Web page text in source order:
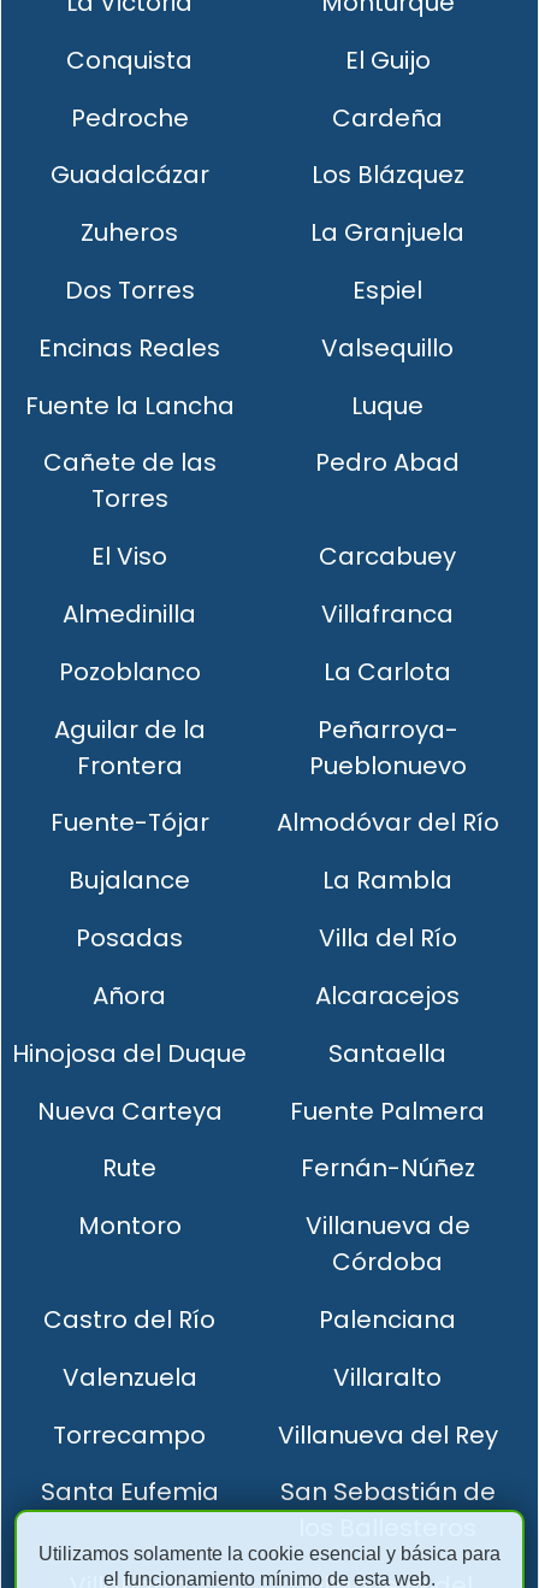
Conquista
El Guijo
Pedroche
Cardeña
Guadalcázar
Los Blázquez
Zuheros
La Granjuela
Dos Torres
Espiel
Encinas Reales
Valsequillo
Fuente la Lancha
Luque
Cañete de las
Torres
Pedro Abad
El Viso
Carcabuey
Almedinilla
Villafranca
Pozoblanco
La Carlota
Aguilar de la
Frontera
Peñarroya-
Pueblonuevo
Fuente-Tójar
Almodóvar del Río
Bujalance
La Rambla
Posadas
Villa del Río
Añora
Alcaracejos
Hinojosa del Duque
Santaella
Nueva Carteya
Fuente Palmera
Rute
Fernán-Núñez
Montoro
Villanueva de
Córdoba
Castro del Río
Palenciana
Valenzuela
Villaralto
Torrecampo
Villanueva del Rey
Santa Eufemia
San Sebastián de
Utilizamos solamente la cookie esencial y básica para
el funcionamiento mínimo de esta web.